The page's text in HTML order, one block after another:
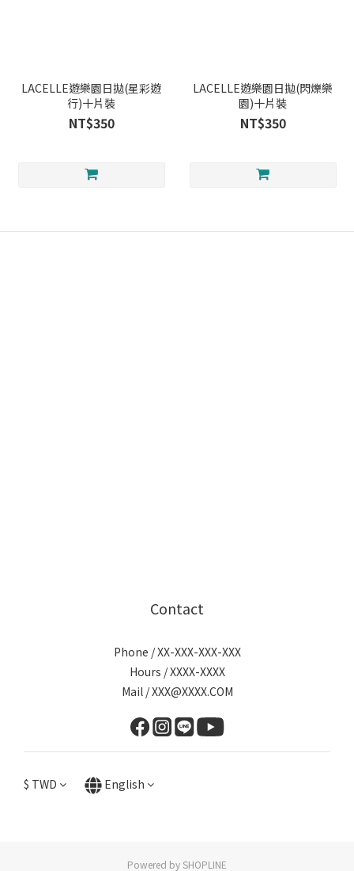
LACELLE遊樂園日拋(星彩遊
行)十片裝
NT$350
LACELLE遊樂園日拋(閃爍樂
園)十片裝
NT$350
Contact
Phone / XX-XXX-XXX-XXX
Hours / XXXX-XXXX
Mail / XXX@XXXX.COM
$ TWD English
Powered by SHOPLINE